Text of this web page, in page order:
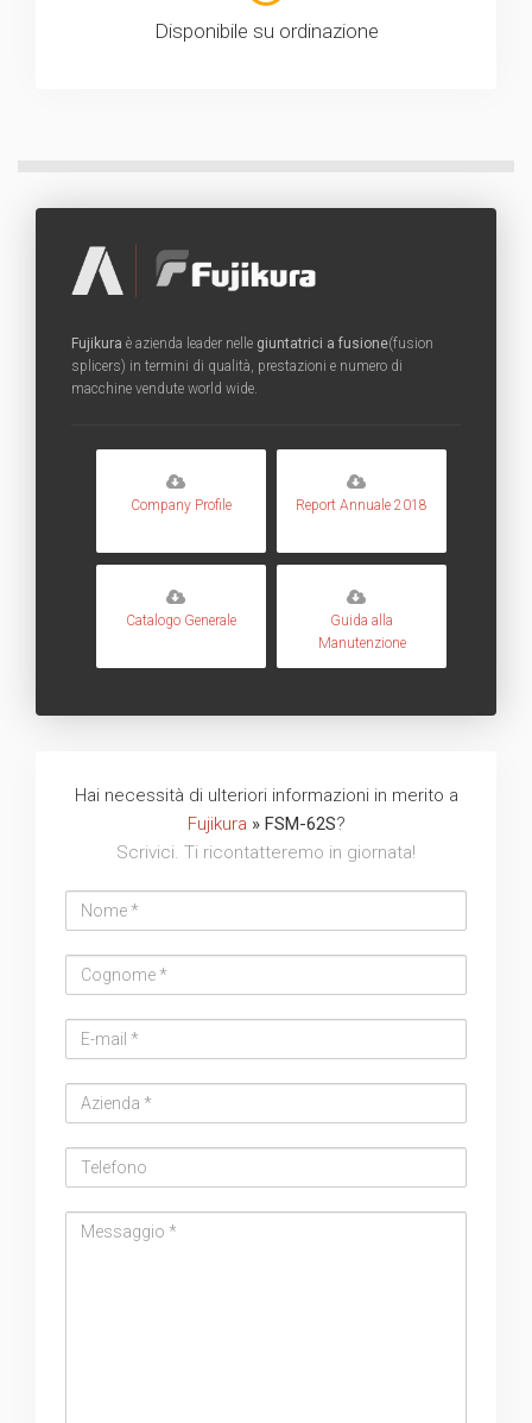
Disponibile su ordinazione
Fujikura è azienda leader nelle giuntatrici a fusione(fusion
splicers) in termini di qualità, prestazioni e numero di
macchine vendute world wide.
Company Profile Report Annuale 2018
Catalogo Generale
Guida alla
Manutenzione
Hai necessità di ulteriori informazioni in merito a
Fujikura » FSM-62S?
Scrivici. Ti ricontatteremo in giornata!
address